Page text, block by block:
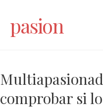
pasion
comprobar si